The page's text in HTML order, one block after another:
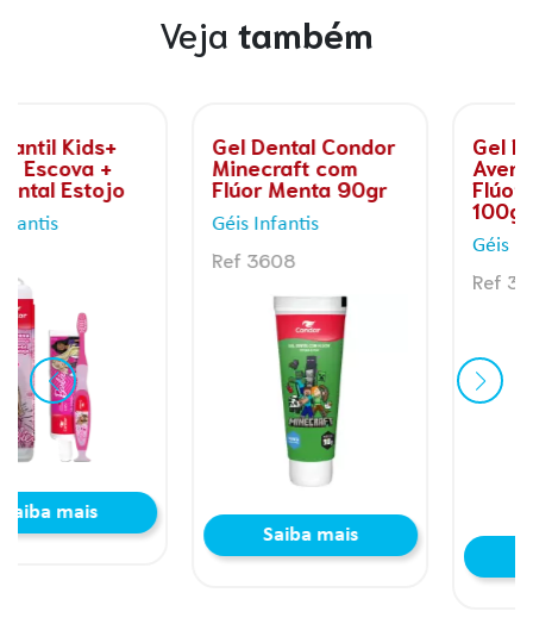
Veja também
Gel Dental Condor
Minecraft com
Flúor Menta 90gr
Géis Infantis
Saiba mais
Gel Dental Condor
Avengers com
Flúor Bubble Gum
100gr
Saiba mais